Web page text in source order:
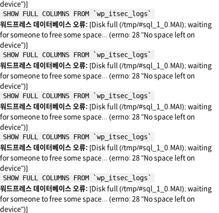
device")]
SHOW FULL COLUMNS FROM `wp_itsec_logs`
워드프레스 데이터베이스 오류: [Disk full (/tmp/#sql_1_0.MAI); waiting
for someone to free some space... (errno: 28 "No space left on
device")]
SHOW FULL COLUMNS FROM `wp_itsec_logs`
워드프레스 데이터베이스 오류: [Disk full (/tmp/#sql_1_0.MAI); waiting
for someone to free some space... (errno: 28 "No space left on
device")]
SHOW FULL COLUMNS FROM `wp_itsec_logs`
워드프레스 데이터베이스 오류: [Disk full (/tmp/#sql_1_0.MAI); waiting
for someone to free some space... (errno: 28 "No space left on
device")]
SHOW FULL COLUMNS FROM `wp_itsec_logs`
워드프레스 데이터베이스 오류: [Disk full (/tmp/#sql_1_0.MAI); waiting
for someone to free some space... (errno: 28 "No space left on
device")]
SHOW FULL COLUMNS FROM `wp_itsec_logs`
워드프레스 데이터베이스 오류: [Disk full (/tmp/#sql_1_0.MAI); waiting
for someone to free some space... (errno: 28 "No space left on
device")]